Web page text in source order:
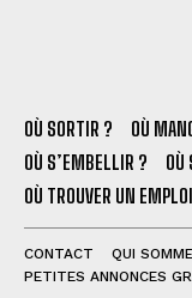
OÙ SORTIR ? OÙ
OÙ S’EMBELLIR ?
OÙ
OÙ TROUVER UN
CONTACT QUI
PETITES ANNONCES